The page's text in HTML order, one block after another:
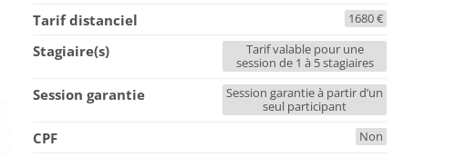
Tarif distanciel 1680 €
Stagiaire(s)
Tarif valable pour une
session de 1 à 5 stagiaires
Session garantie
Session garantie à partir d’un
seul participant
CPF Non